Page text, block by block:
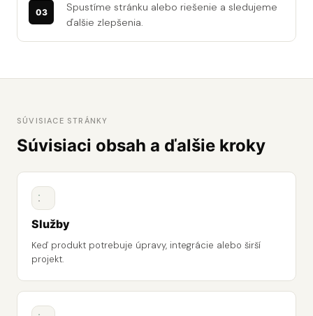
Spustíme stránku alebo riešenie a sledujeme
ďalšie zlepšenia.
SÚVISIACE STRÁNKY
Súvisiaci obsah a ďalšie kroky
Služby
Keď produkt potrebuje úpravy, integrácie alebo širší
projekt.